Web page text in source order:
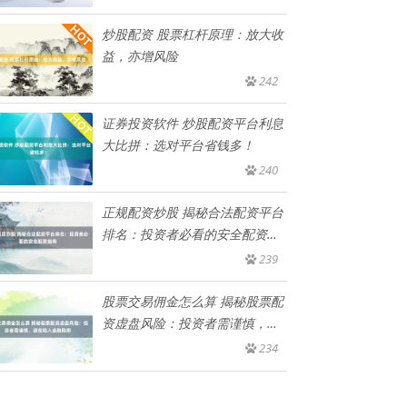
炒股配资 股票杠杆原理：放大收
益，亦增风险
242
证券投资软件 炒股配资平台利息
大比拼：选对平台省钱多！
240
正规配资炒股 揭秘合法配资平台
排名：投资者必看的安全配资指
239
股票交易佣金怎么算 揭秘股票配
资虚盘风险：投资者需谨慎，避
234